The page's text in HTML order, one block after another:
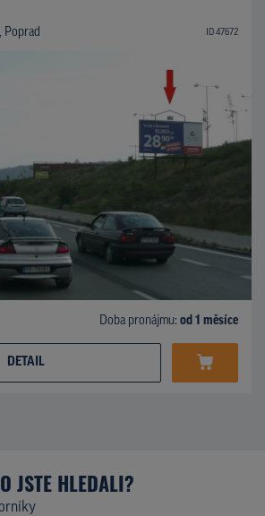
Poprad ID 47672
Doba pronájmu: od 1 měsíce
DETAIL
JSTE HLEDALI?